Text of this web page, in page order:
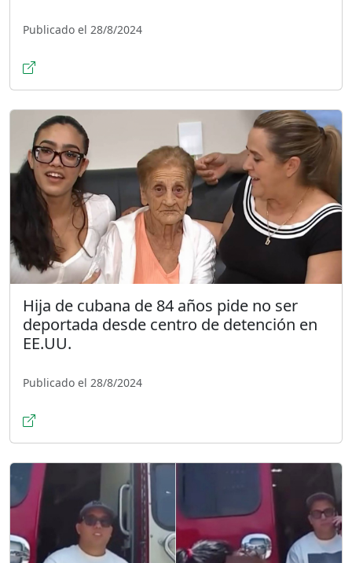
Publicado el 28/8/2024
Hija de cubana de 84 años pide no ser
deportada desde centro de detención en
EE.UU.
Publicado el 28/8/2024